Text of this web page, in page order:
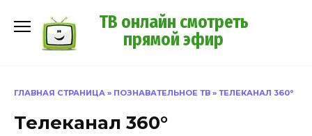
содержанию
ТВ онлайн смотреть
прямой эфир
ГЛАВНАЯ СТРАНИЦА » ПОЗНАВАТЕЛЬНОЕ ТВ » ТЕЛЕКАНАЛ 360°
Телеканал 360°